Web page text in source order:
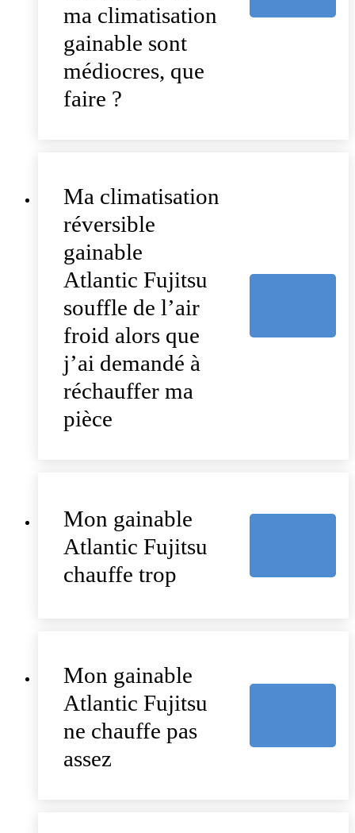
ma climatisation
gainable sont
médiocres, que
faire ?
Ma climatisation
réversible
gainable
Atlantic Fujitsu
souffle de l’air
froid alors que
j’ai demandé à
réchauffer ma
pièce
Mon gainable
Atlantic Fujitsu
chauffe trop
Mon gainable
Atlantic Fujitsu
ne chauffe pas
assez